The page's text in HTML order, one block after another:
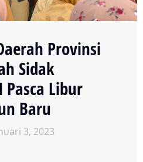
Provinsi
Sidak
Pasca Libur
Baru
3, 2023